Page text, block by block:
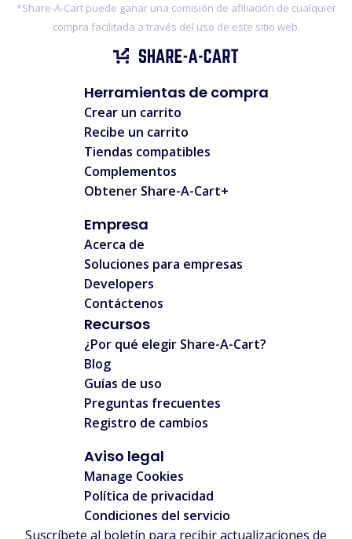
*Share-A-Cart puede ganar una comisión de afiliación de cualquier
compra facilitada a través del uso de este sitio web.
Herramientas de compra
Crear un carrito
Recibe un carrito
Tiendas compatibles
Complementos
Obtener Share-A-Cart+
Empresa
Acerca de
Soluciones para empresas
Developers
Contáctenos
Recursos
¿Por qué elegir Share-A-Cart?
Blog
Guías de uso
Preguntas frecuentes
Registro de cambios
Aviso legal
Manage Cookies
Política de privacidad
Condiciones del servicio
Suscríbete al boletín para recibir actualizaciones de